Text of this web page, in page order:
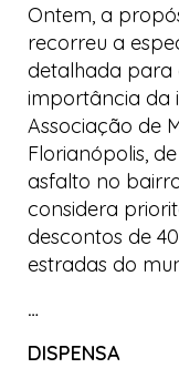
Ontem, a
recorreu a
detalhada para
importância da
Associação de
Florianópolis,
asfalto no
considera
descontos de
estradas do
…
DISPENSA